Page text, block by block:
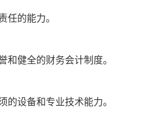
任的能力。
和健全的财务会计制度。
的设备和专业技术能力。